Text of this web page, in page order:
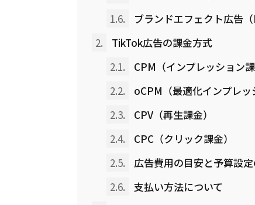
1.6.
ブランドエフェクト広告
2.
TikTok広告の課金方式
2.1.
CPM（インプレッション課
2.2.
oCPM（最適化インプレッ
2.3.
CPV（再生課金）
2.4.
CPC（クリック課金）
2.5.
広告費用の目安と予算設
2.6.
支払い方法について